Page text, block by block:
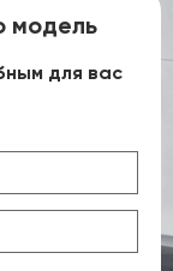
модель
для вас